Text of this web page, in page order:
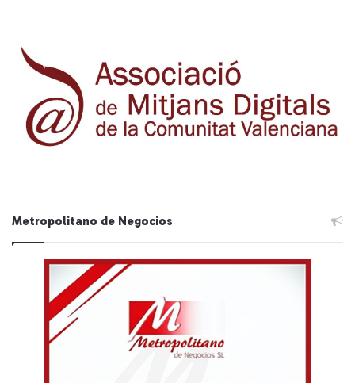
Metropolitano de Negocios